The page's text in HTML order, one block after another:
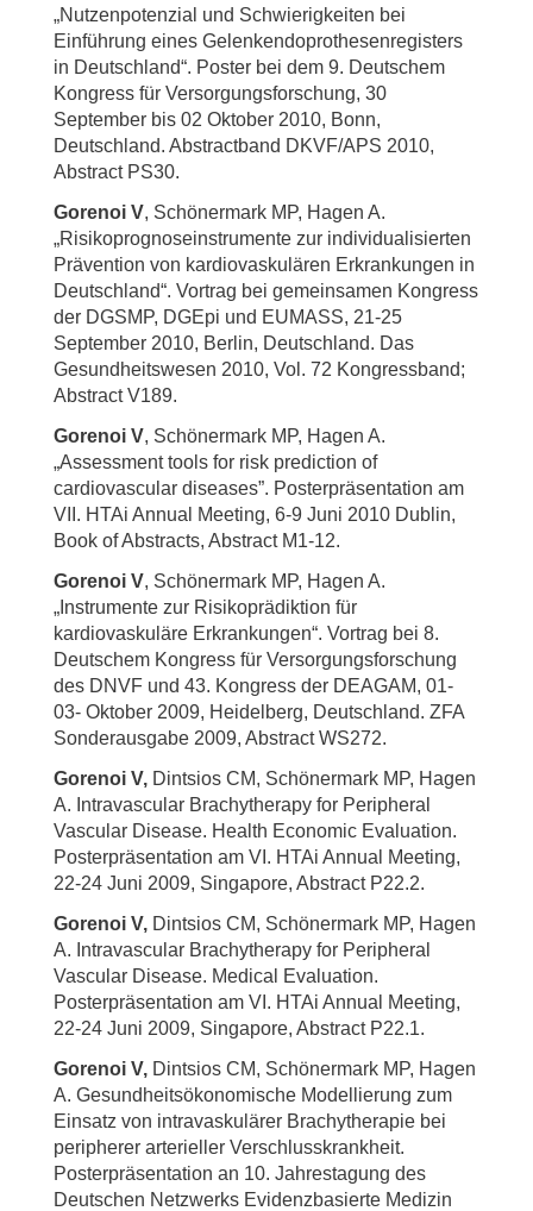
„Nutzenpotenzial und Schwierigkeiten bei
Einführung eines Gelenkendoprothesenregisters
in Deutschland“. Poster bei dem 9. Deutschem
Kongress für Versorgungsforschung, 30
September bis 02 Oktober 2010, Bonn,
Deutschland. Abstractband DKVF/APS 2010,
Abstract PS30.
Gorenoi V, Schönermark MP, Hagen A.
„Risikoprognoseinstrumente zur individualisierten
Prävention von kardiovaskulären Erkrankungen in
Deutschland“. Vortrag bei gemeinsamen Kongress
der DGSMP, DGEpi und EUMASS, 21-25
September 2010, Berlin, Deutschland. Das
Gesundheitswesen 2010, Vol. 72 Kongressband;
Abstract V189.
Gorenoi V, Schönermark MP, Hagen A.
„Assessment tools for risk prediction of
cardiovascular diseases”. Posterpräsentation am
VII. HTAi Annual Meeting, 6-9 Juni 2010 Dublin,
Book of Abstracts, Abstract M1-12.
Gorenoi V, Schönermark MP, Hagen A.
„Instrumente zur Risikoprädiktion für
kardiovaskuläre Erkrankungen“. Vortrag bei 8.
Deutschem Kongress für Versorgungsforschung
des DNVF und 43. Kongress der DEAGAM, 01-
03- Oktober 2009, Heidelberg, Deutschland. ZFA
Sonderausgabe 2009, Abstract WS272.
Gorenoi V, Dintsios CM, Schönermark MP, Hagen
A. Intravascular Brachytherapy for Peripheral
Vascular Disease. Health Economic Evaluation.
Posterpräsentation am VI. HTAi Annual Meeting,
22-24 Juni 2009, Singapore, Abstract P22.2.
Gorenoi V, Dintsios CM, Schönermark MP, Hagen
A. Intravascular Brachytherapy for Peripheral
Vascular Disease. Medical Evaluation.
Posterpräsentation am VI. HTAi Annual Meeting,
22-24 Juni 2009, Singapore, Abstract P22.1.
Gorenoi V, Dintsios CM, Schönermark MP, Hagen
A. Gesundheitsökonomische Modellierung zum
Einsatz von intravaskulärer Brachytherapie bei
peripherer arterieller Verschlusskrankheit.
Posterpräsentation an 10. Jahrestagung des
Deutschen Netzwerks Evidenzbasierte Medizin